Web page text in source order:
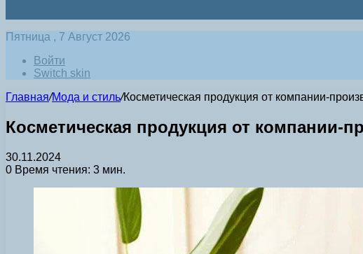
Пятница , 7 Август 2026
Войти
Switch skin
Главная/Мода и стиль/Косметическая продукция от компании-
Косметическая продукция от компании-
30.11.2024
0 Время чтения: 3 мин.